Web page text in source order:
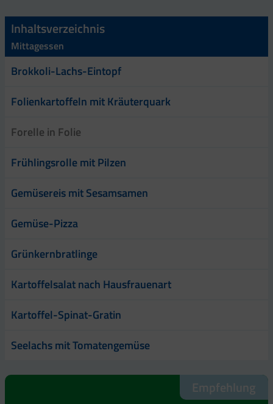
Inhaltsverzeichnis
Mittagessen
Brokkoli-Lachs-Eintopf
Folienkartoffeln mit Kräuterquark
Forelle in Folie
Frühlingsrolle mit Pilzen
Gemüsereis mit Sesamsamen
Gemüse-Pizza
Grünkernbratlinge
Kartoffelsalat nach Hausfrauenart
Kartoffel-Spinat-Gratin
Seelachs mit Tomatengemüse
Empfehlung
Empfehlung